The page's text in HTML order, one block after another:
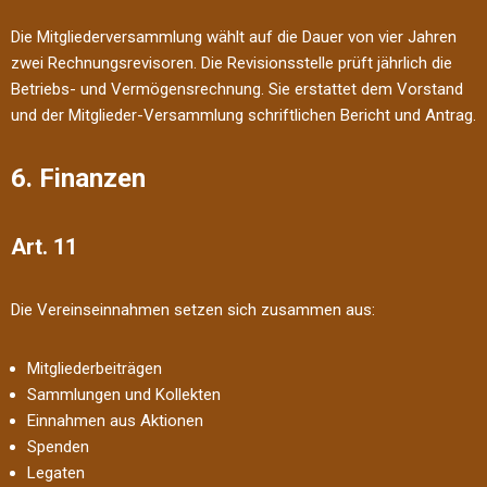
Die Mitgliederversammlung wählt auf die Dauer von vier Jahren
zwei Rechnungsrevisoren. Die Revisionsstelle prüft jährlich die
Betriebs- und Vermögensrechnung. Sie erstattet dem Vorstand
und der Mitglieder-Versammlung schriftlichen Bericht und Antrag.
6. Finanzen
Art. 11
Die Vereinseinnahmen setzen sich zusammen aus:
Mitgliederbeiträgen
Sammlungen und Kollekten
Einnahmen aus Aktionen
Spenden
Legaten